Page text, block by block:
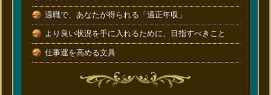
適職で、あなたが得られる「適正年収」
より良い状況を手に入れるために、目指すべきこと
仕事運を高める文具